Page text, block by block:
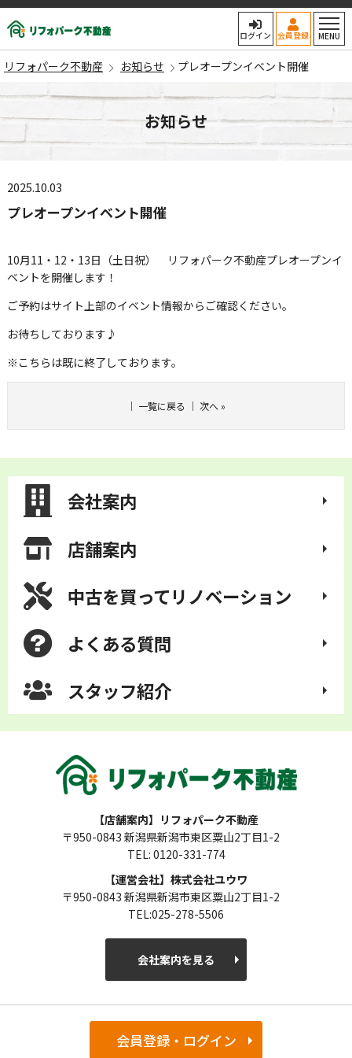
リフォパーク不動産
ログイン 会員登録 MENU
リフォパーク不動産 お知らせ プレオープンイベント開催
お知らせ
2025.10.03
プレオープンイベント開催
10月11・12・13日（土日祝） リフォパーク不動産プレオープンイ
ベントを開催します！
ご予約はサイト上部のイベント情報からご確認ください。
お待ちしております♪
※こちらは既に終了しております。
一覧に戻る 次へ»
会社案内
店舗案内
中古を買ってリノベーション
よくある質問
スタッフ紹介
【店舗案内】リフォパーク不動産
〒950-0843 新潟県新潟市東区粟山2丁目1-2
TEL: 0120-331-774
【運営会社】株式会社ユウワ
〒950-0843 新潟県新潟市東区粟山2丁目1-2
TEL:025-278-5506
会社案内を見る
会員登録・ログイン